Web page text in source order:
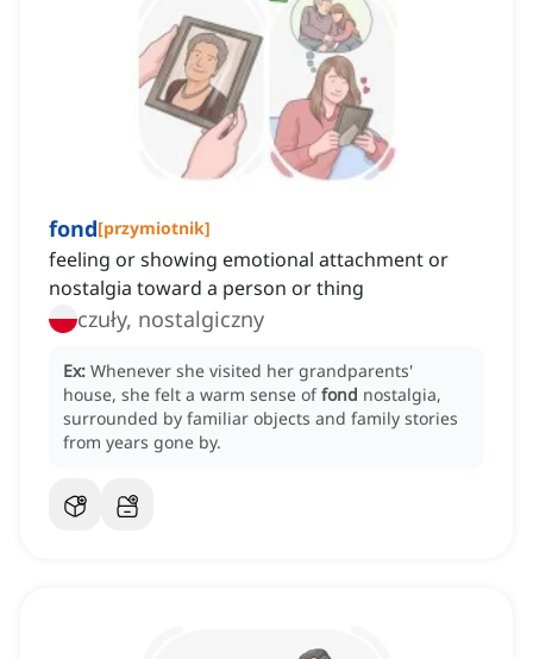
fond[przymiotnik]
feeling or showing emotional attachment or
nostalgia toward a person or thing
czuły, nostalgiczny
Ex: Whenever she visited her grandparents'
house, she felt a warm sense offond nostalgia,
surrounded by familiar objects and family stories
from years gone by.